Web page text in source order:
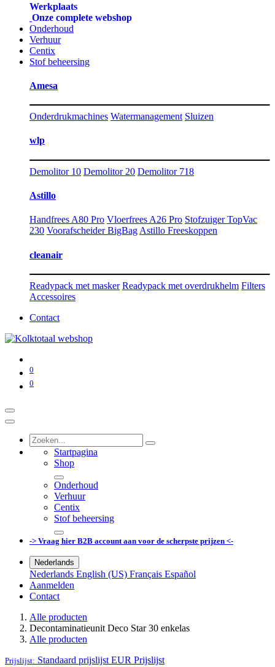
Werkplaats
Onze complete webshop
Onderhoud
Verhuur
Centix
Stof beheersing
Amesa
Onderdrukmachines Watermanagement Sluizen
wlp
Demolitor 10 Demolitor 20 Demolitor 718
Astillo
Handfrees A80 Pro Vloerfrees A26 Pro Stofzuiger TopVac
230 Voorafscheider BigBag Astillo Freeskoppen
cleanair
Readypack met masker Readypack met overdrukhelm Filters
Accessoires
Contact
0
0
Startpagina
Shop
Onderhoud
Verhuur
Centix
Stof beheersing
-> Vraag hier B2B account aan voor de scherpste prijzen <-
Nederlands
Nederlands English (US) Français Español
Aanmelden
Contact
Alle producten
Decontaminatieunit Deco Star 30 enkelas
Alle producten
Prijslijst: Standaard prijslijst EUR Prijslijst